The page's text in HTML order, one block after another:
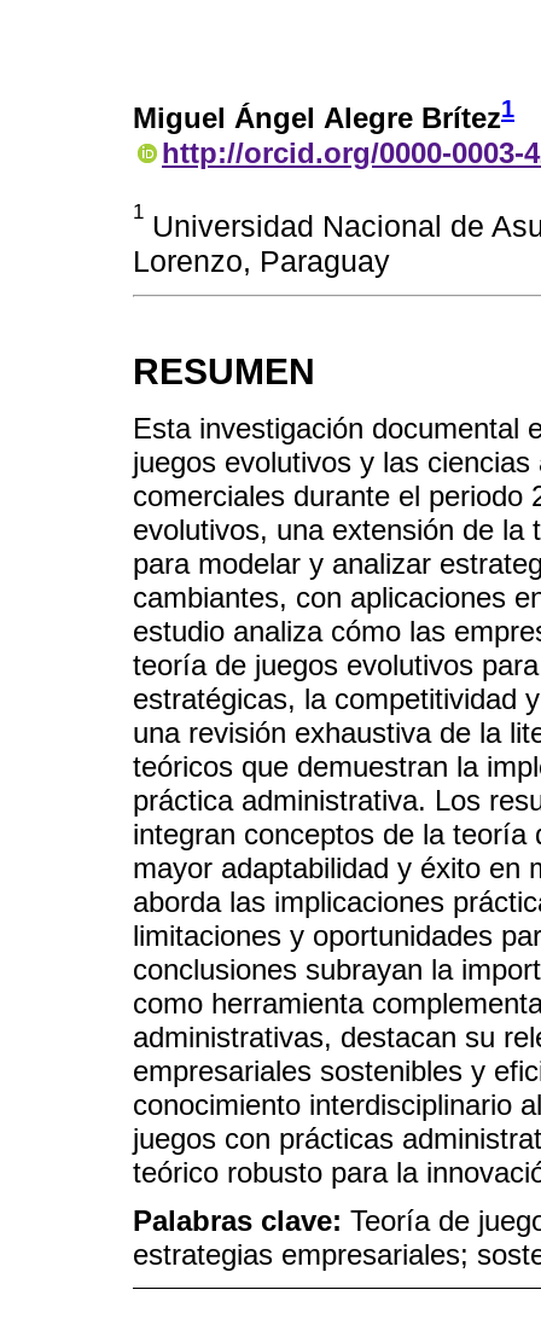
Miguel Ángel Alegre Brítez1
http://orcid.org/0000-0003-
1 Universidad Nacional de
Lorenzo, Paraguay
RESUMEN
Esta investigación documental
juegos evolutivos y las
comerciales durante el periodo
evolutivos, una extensión de la
para modelar y analizar
cambiantes, con aplicaciones
estudio analiza cómo las
teoría de juegos evolutivos
estratégicas, la competitividad
una revisión exhaustiva de la
teóricos que demuestran la
práctica administrativa. Los
integran conceptos de la
mayor adaptabilidad y éxito en
aborda las implicaciones
limitaciones y oportunidades
conclusiones subrayan la
como herramienta
administrativas, destacan su
empresariales sostenibles y
conocimiento interdisciplinario
juegos con prácticas
teórico robusto para la
Palabras clave: Teoría de
estrategias empresariales;